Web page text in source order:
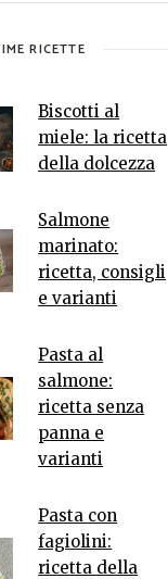
RICETTE
Biscotti al
miele: la ricetta
della dolcezza
Salmone
marinato:
ricetta, consigli
e varianti
Pasta al
salmone:
ricetta senza
panna e
varianti
Pasta con
fagiolini:
ricetta della